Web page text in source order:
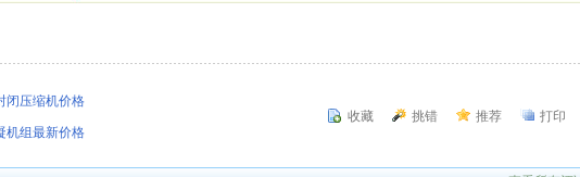
闭压缩机价格
机组最新价格
收藏 挑错 推荐 打印